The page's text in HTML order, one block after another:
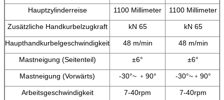
Hauptzylinderreise 1100 Millimeter 1100 Millimeter
Zusätzliche Handkurbelzugkraft kN 65 kN 65
Haupthandkurbelgeschwindigkeit 48 m/min 48 m/min
Mastneigung (Seitenteil) ±6° ±6°
Mastneigung (Vorwärts) -30°~ ﹢90° -30°~﹢90°
Arbeitsgeschwindigkeit 7-40rpm 7-40rpm